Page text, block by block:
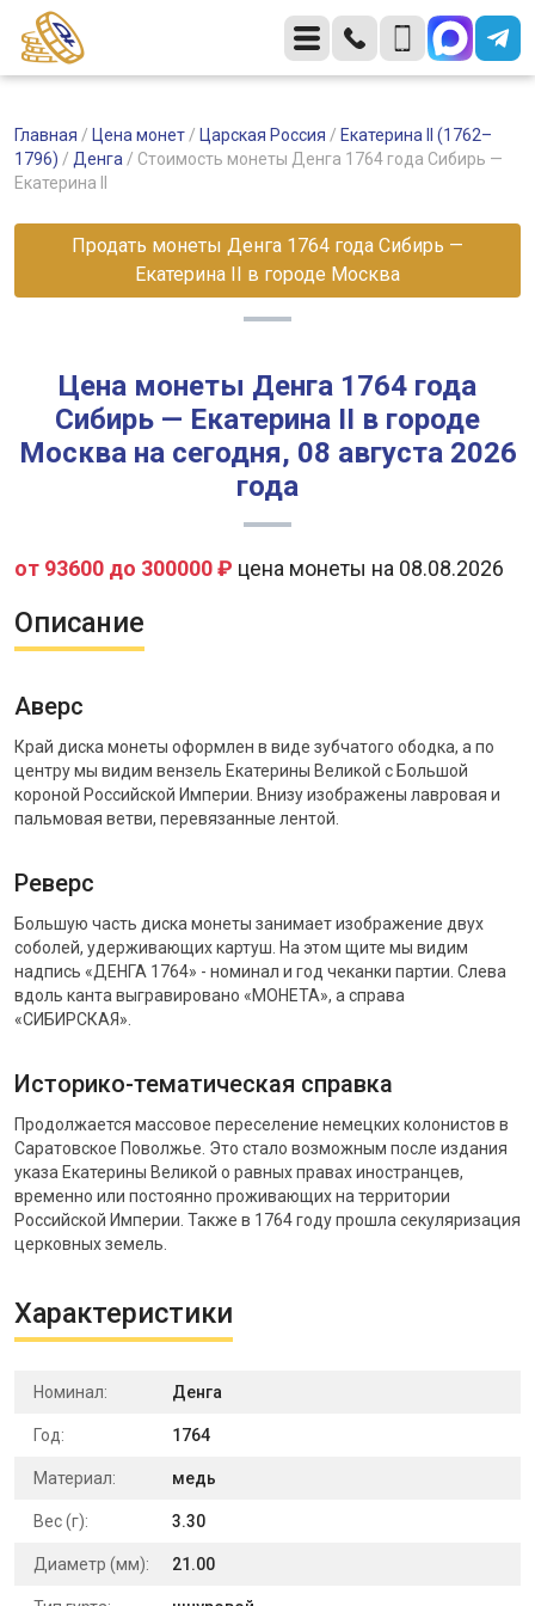
Главная / Цена монет / Царская Россия / Екатерина II (1762–
1796) / Денга / Стоимость монеты Денга 1764 года Сибирь —
Екатерина II
Продать монеты Денга 1764 года Сибирь —
Екатерина II в городе Москва
Цена монеты Денга 1764 года
Сибирь — Екатерина II в городе
Москва на сегодня, 08 августа 2026
года
от 93600 до 300000 ₽ цена монеты на 08.08.2026
Описание
Аверс
Край диска монеты оформлен в виде зубчатого ободка, а по
центру мы видим вензель Екатерины Великой с Большой
короной Российской Империи. Внизу изображены лавровая и
пальмовая ветви, перевязанные лентой.
Реверс
Большую часть диска монеты занимает изображение двух
соболей, удерживающих картуш. На этом щите мы видим
надпись «ДЕНГА 1764» - номинал и год чеканки партии. Слева
вдоль канта выгравировано «МОНЕТА», а справа
«СИБИРСКАЯ».
Историко-тематическая справка
Продолжается массовое переселение немецких колонистов в
Саратовское Поволжье. Это стало возможным после издания
указа Екатерины Великой о равных правах иностранцев,
временно или постоянно проживающих на территории
Российской Империи. Также в 1764 году прошла секуляризация
церковных земель.
Характеристики
Номинал: Денга
Год: 1764
Материал: медь
Вес (г): 3.30
Диаметр (мм): 21.00